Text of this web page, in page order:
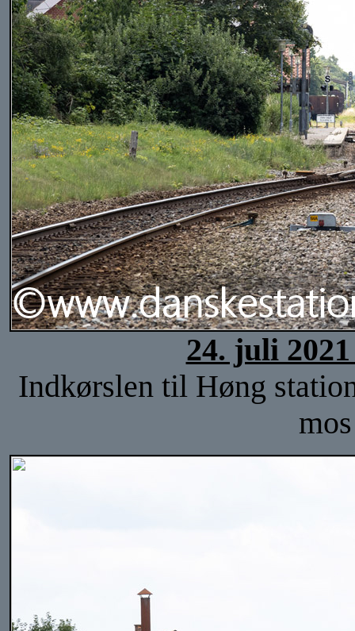
24. juli
Indkørslen til Høng